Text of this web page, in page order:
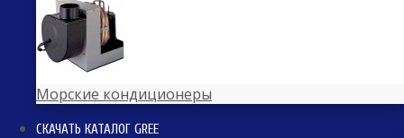
Морские кондиционеры
СКАЧАТЬ КАТАЛОГ GREE